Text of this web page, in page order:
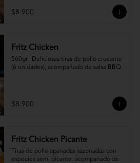
$8.900
Fritz Chicken
560gr.  Deliciosas tiras de pollo crocante
(6 unidades), acompañado de salsa BBQ.
$8.900
Fritz Chicken Picante
Tiras de pollo apanadas sazonadas con
especies semi picante. acompañado de